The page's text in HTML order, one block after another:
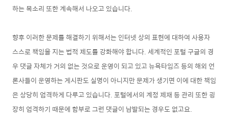
하는 목소리 또한 계속해서 나오고 있습니다.
향후 이러한 문제를 해결하기 위해서는 인터넷 상의 표현에 대하여 사용자
스스로 책임을 지는 법적 제도를 강화해야 합니다. 세계적인 포털 구글의 경
우 댓글 자체가 거의 없는 것으로 운영이 되고 있고 뉴욕타임즈 등의 해외 언
론사들이 운영하는 게시판도 실명이 아니지만 문제가 생기면 이에 대한 책임
은 상당히 엄격하게 다루고 있습니다.포털에서의 계정 제재 등 관리 또한 굉
장히 엄격하기 때문에 함부로 그런 댓글이 남발되는 경우도 없고요.